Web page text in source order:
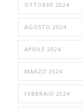
OTTOBRE 2024
AGOSTO 2024
APRILE 2024
MARZO 2024
FEBBRAIO 2024